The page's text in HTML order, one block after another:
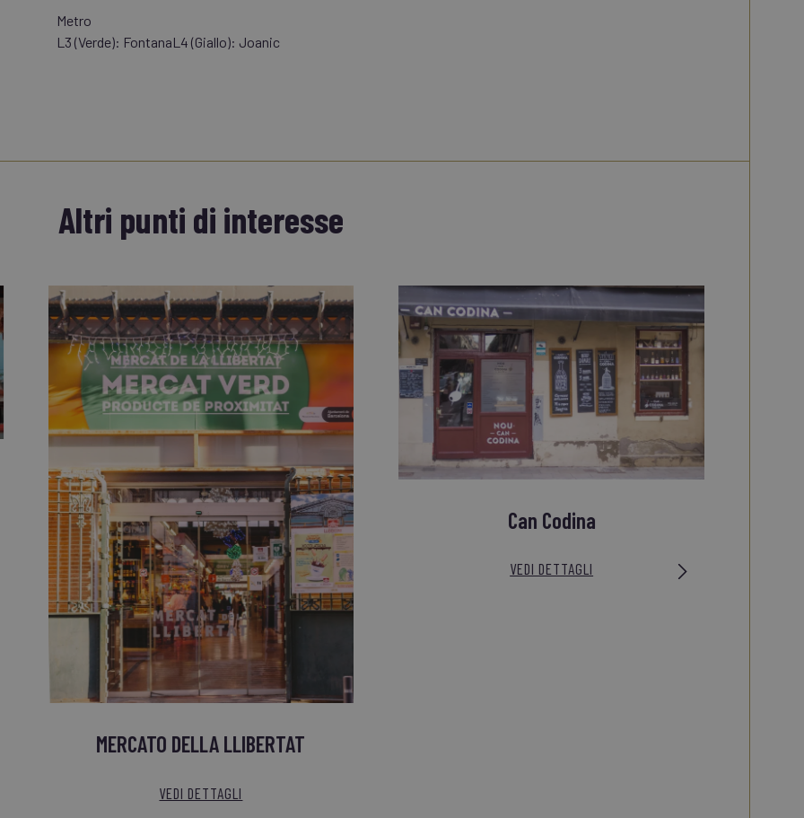
Metro
L3 (Verde): FontanaL4 (Giallo): Joanic
Altri punti di interesse
MERCATO DELLA LLIBERTAT
VEDI DETTAGLI
Can Codina
VEDI DETTAGLI